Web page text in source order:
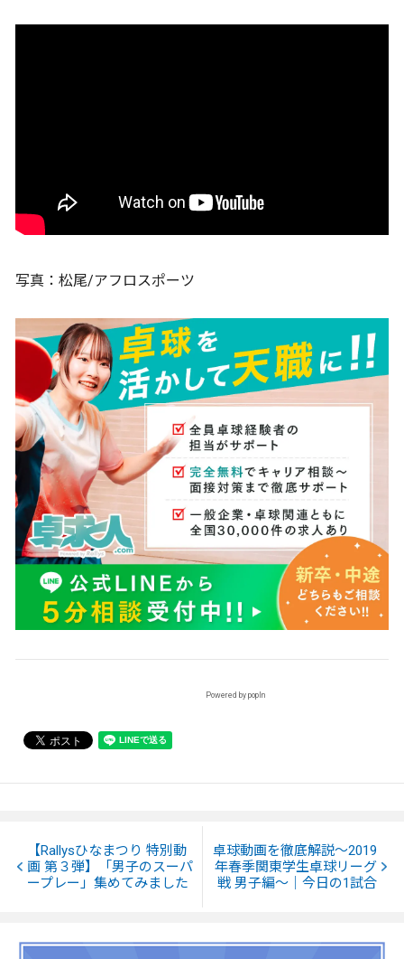
写真：松尾/アフロスポーツ
Powered by popIn
【Rallysひなまつり 特別動
画 第３弾】「男子のスーパ
ープレー」集めてみました
卓球動画を徹底解説～2019
年春季関東学生卓球リーグ
戦 男子編～｜今日の1試合